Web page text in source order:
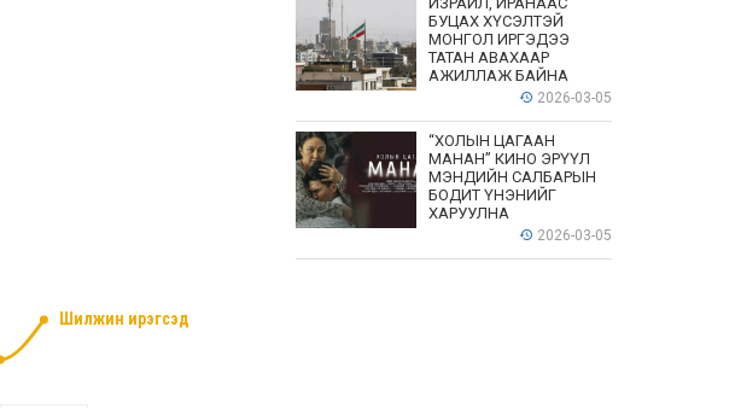
БУЦАХ ХҮСЭЛТЭЙ
МОНГОЛ ИРГЭДЭЭ
ТАТАН АВАХААР
АЖИЛЛАЖ БАЙНА
2026-03-05
“ХОЛЫН ЦАГААН
МАНАН” КИНО ЭРҮҮЛ
МЭНДИЙН САЛБАРЫН
БОДИТ ҮНЭНИЙГ
ХАРУУЛНА
2026-03-05